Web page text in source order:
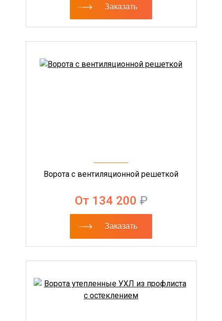
Заказать
Ворота с вентиляционной решеткой
От 134 200 ₽
Заказать